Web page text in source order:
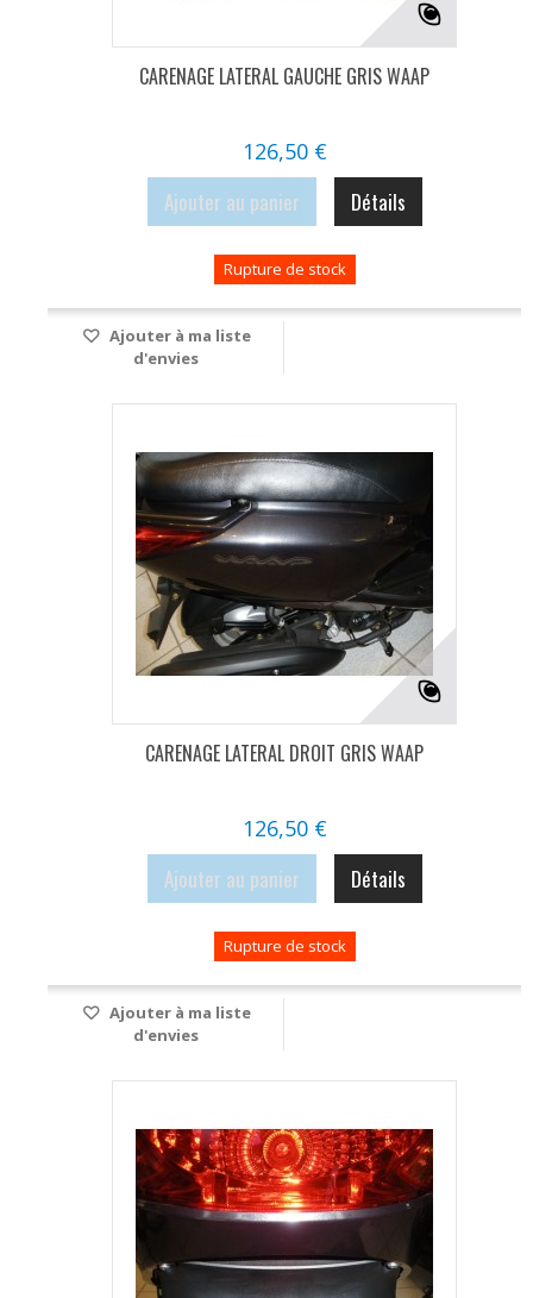
CARENAGE LATERAL GAUCHE GRIS WAAP
126,50 €
Ajouter au panier Détails
Rupture de stock
Ajouter à ma liste
d'envies
CARENAGE LATERAL DROIT GRIS WAAP
126,50 €
Ajouter au panier Détails
Rupture de stock
Ajouter à ma liste
d'envies